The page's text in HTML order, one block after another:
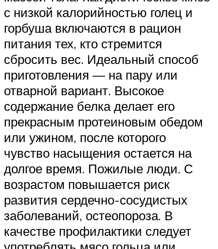
с низкой калорийностью голец и
горбуша включаются в рацион
питания тех, кто стремится
сбросить вес. Идеальный способ
приготовления — на пару или
отварной вариант. Высокое
содержание белка делает его
прекрасным протеиновым обедом
или ужином, после которого
чувство насыщения остается на
долгое время. Пожилые люди. С
возрастом повышается риск
развития сердечно-сосудистых
заболеваний, остеопороза. В
качестве профилактики следует